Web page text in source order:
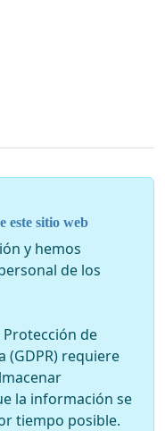
y no por medios
este sitio web
y hemos
de los
Protección de
(GDPR) requiere
la información se
tiempo posible.